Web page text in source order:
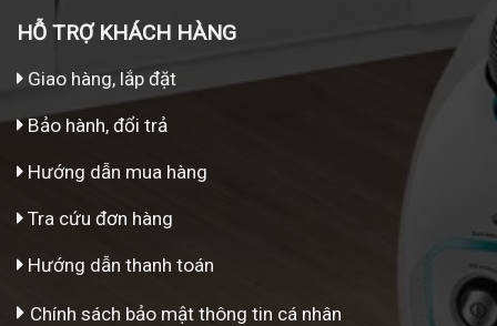
HỖ TRỢ KHÁCH HÀNG
Giao hàng, lắp đặt
Bảo hành, đổi trả
Hướng dẫn mua hàng
Tra cứu đơn hàng
Hướng dẫn thanh toán
Chính sách bảo mật thông tin cá nhân